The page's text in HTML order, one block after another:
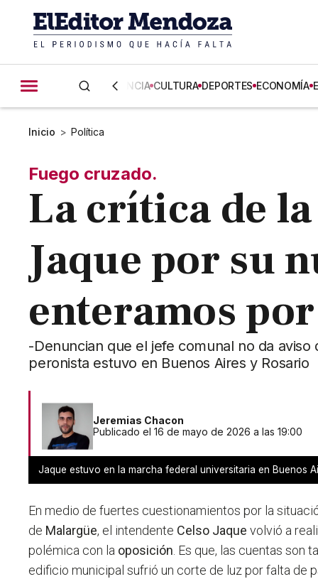
CIENCIA CULTURA DEPORTES ECONOMÍA
Inicio > Política
Fuego cruzado.
La crítica de
Jaque por su
enteramos
-Denuncian que el jefe comunal no da
peronista estuvo en Buenos Aires y Rosario
Jeremias Chacon
Publicado el 16 de mayo de 2026 a las 19:00
Jaque estuvo en la marcha federal universitaria en Buenos
En medio de fuertes cuestionamientos por la
de Malargüe, el intendente Celso Jaque volvió a
polémica con la oposición . Es que, las cuentas son
edificio municipal sufrió un corte de luz por falta de